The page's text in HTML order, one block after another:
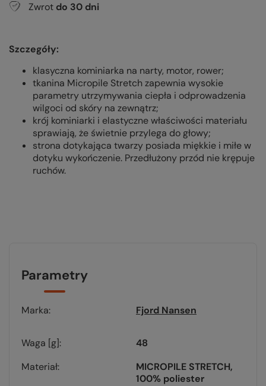
Zwrot do 30 dni
Szczegóły:
klasyczna kominiarka na narty, motor, rower;
tkanina Micropile Stretch zapewnia wysokie
parametry utrzymywania ciepła i odprowadzenia
wilgoci od skóry na zewnątrz;
krój kominiarki i elastyczne właściwości materiału
sprawiają, że świetnie przylega do głowy;
strona dotykająca twarzy posiada miękkie i miłe w
dotyku wykończenie. Przedłużony przód nie krępuje
ruchów.
Parametry
Marka Fjord Nansen
Waga [g]
48
Materiał
MICROPILE STRETCH
100% poliester